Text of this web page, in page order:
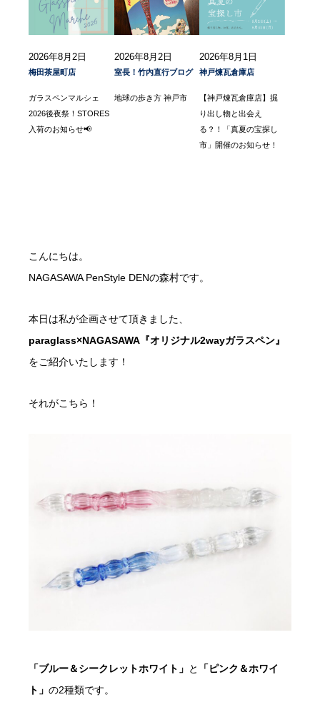
2026年8月2日
梅田茶屋町店
ガラスペンマルシェ
2026後夜祭！STORES
入荷のお知らせ📢
2026年8月2日
室長！竹内直行ブログ
地球の歩き方 神戸市
2026年8月1日
神戸煉瓦倉庫店
【神戸煉瓦倉庫店】掘
り出し物と出会え
る？！「真夏の宝探し
市」開催のお知らせ！
こんにちは。
NAGASAWA PenStyle DENの森村です。
本日は私が企画させて頂きました、
paraglass×NAGASAWA『オリジナル2wayガラスペン』
をご紹介いたします！
それがこちら！
「ブルー＆シークレットホワイト」 と
「ピンク＆ホワイ
ト」 の2種類です。